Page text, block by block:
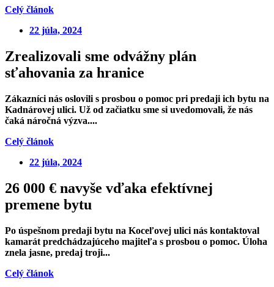
Celý článok
22 júla, 2024
Zrealizovali sme odvážny plán
sťahovania za hranice
Zákazníci nás oslovili s prosbou o pomoc pri predaji ich bytu na
Kadnárovej ulici. Už od začiatku sme si uvedomovali, že nás
čaká náročná výzva....
Celý článok
22 júla, 2024
26 000 € navyše vďaka efektívnej
premene bytu
Po úspešnom predaji bytu na Koceľovej ulici nás kontaktoval
kamarát predchádzajúceho majiteľa s prosbou o pomoc. Úloha
znela jasne, predaj troji...
Celý článok